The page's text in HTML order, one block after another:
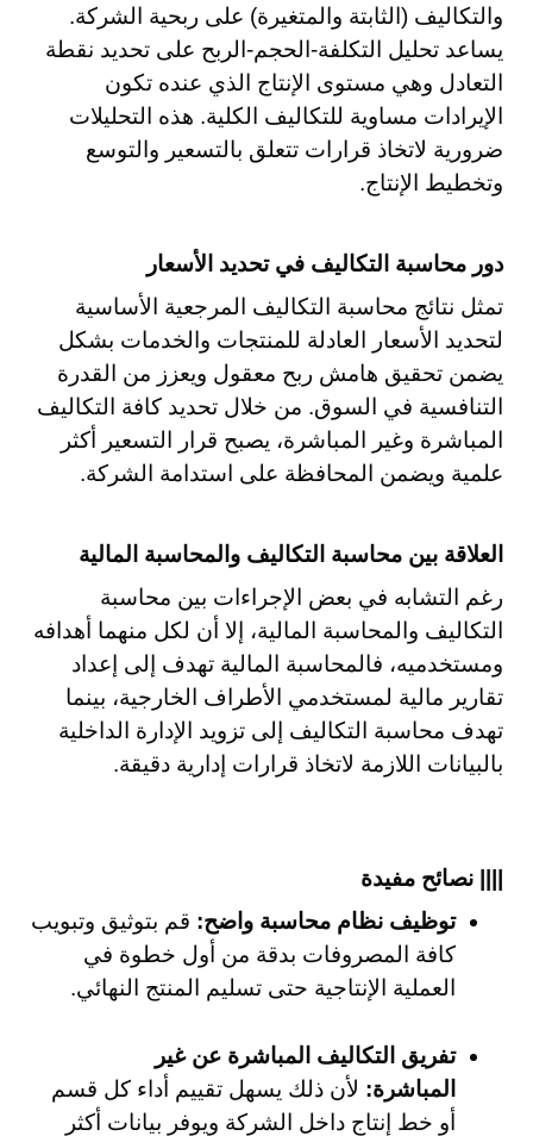
والتكاليف (الثابتة والمتغيرة) على ربحية الشركة.
يساعد تحليل التكلفة-الحجم-الربح على تحديد نقطة
التعادل وهي مستوى الإنتاج الذي عنده تكون
الإيرادات مساوية للتكاليف الكلية. هذه التحليلات
ضرورية لاتخاذ قرارات تتعلق بالتسعير والتوسع
وتخطيط الإنتاج.
دور محاسبة التكاليف في تحديد الأسعار
تمثل نتائج محاسبة التكاليف المرجعية الأساسية
لتحديد الأسعار العادلة للمنتجات والخدمات بشكل
يضمن تحقيق هامش ربح معقول ويعزز من القدرة
التنافسية في السوق. من خلال تحديد كافة التكاليف
المباشرة وغير المباشرة، يصبح قرار التسعير أكثر
علمية ويضمن المحافظة على استدامة الشركة.
العلاقة بين محاسبة التكاليف والمحاسبة المالية
رغم التشابه في بعض الإجراءات بين محاسبة
التكاليف والمحاسبة المالية، إلا أن لكل منهما أهدافه
ومستخدميه، فالمحاسبة المالية تهدف إلى إعداد
تقارير مالية لمستخدمي الأطراف الخارجية، بينما
تهدف محاسبة التكاليف إلى تزويد الإدارة الداخلية
بالبيانات اللازمة لاتخاذ قرارات إدارية دقيقة.
|||| نصائح مفيدة
توظيف نظام محاسبة واضح: قم بتوثيق وتبويب
كافة المصروفات بدقة من أول خطوة في
العملية الإنتاجية حتى تسليم المنتج النهائي.
تفريق التكاليف المباشرة عن غير
المباشرة: لأن ذلك يسهل تقييم أداء كل قسم
أو خط إنتاج داخل الشركة ويوفر بيانات أكثر